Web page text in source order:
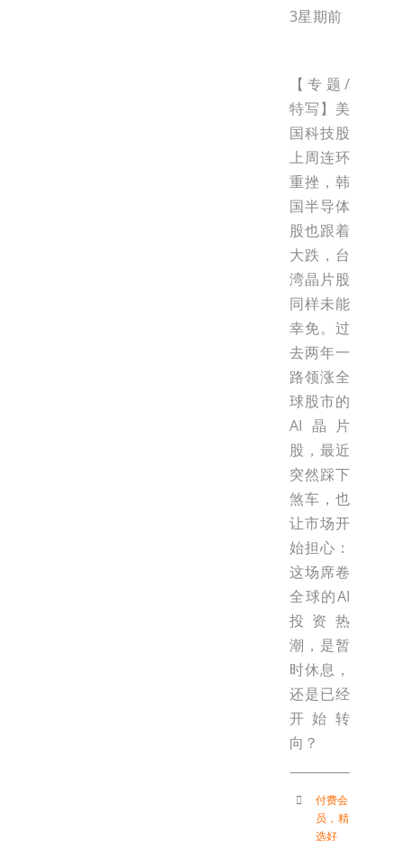
3星期前
【专题/
特写】美
国科技股
上周连环
重挫，韩
国半导体
股也跟着
大跌，台
湾晶片股
同样未能
幸免。过
去两年一
路领涨全
球股市的
AI晶片
股，最近
突然踩下
煞车，也
让市场开
始担心：
这场席卷
全球的AI
投资热
潮，是暂
时休息，
还是已经
开始转
向？
付费会
员 ， 精
选好